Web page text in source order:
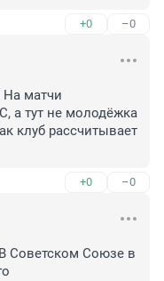
+0 –0
На матчи
а тут не молодёжка
клуб рассчитывает
+0 –0
Советском Союзе в